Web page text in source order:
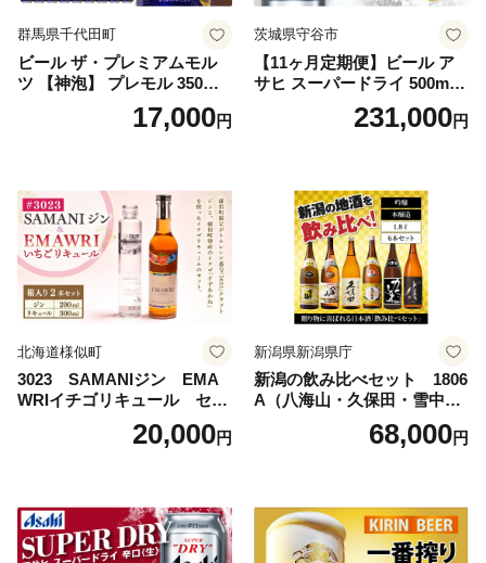
群馬県千代田町
ビール ザ・プレミアムモル
ツ 【神泡】 プレモル 350ml
× 24本 サントリー〈天然水の
ビール工場〉群馬※沖縄・離
17,000円
茨城県守谷市
【11ヶ月定期便】ビール ア
サヒ スーパードライ 500ml 2
4本 1ケース×11ヶ月 | アサヒ
ビール 究極の辛口 酒 お酒 ア
uper dry 11回 缶ビール 缶 ギ
フト 内祝い 茨城県守谷市 送
料無料
231,000円
北海道様似町
3023 SAMANIジン EMA
WRIイチゴリキュール セッ
ト（箱入り）【大人の味 酒
お酒 洋酒 スピリッツ クラフ
セット 詰め合わせ カクテル
ソーダ割り アルコール ロッ
ク ソーダ ジントニック 】
20,000円
新潟県新潟県庁
新潟の飲み比べセット 1806
A（八海山・久保田・雪中
梅・越乃寒梅・かたふね・千
68,000円